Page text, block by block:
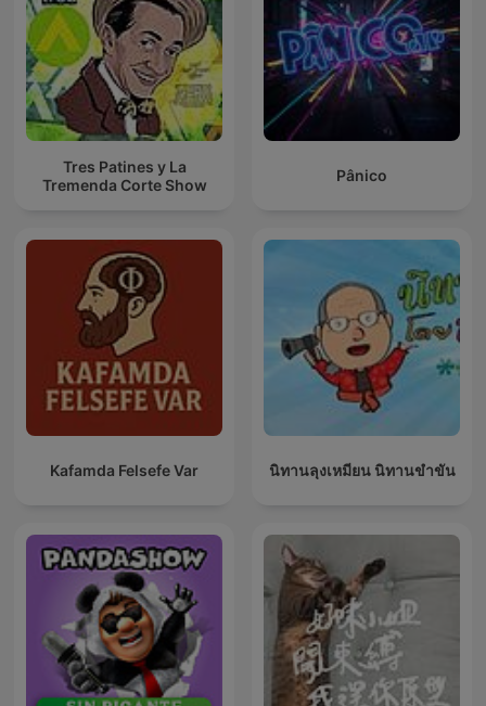
Tres Patines y La
Tremenda Corte Show
Pânico
Kafamda Felsefe Var นิทานลุงเหมียน นิทานขำขัน